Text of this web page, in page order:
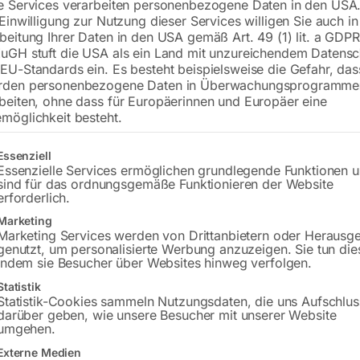
€ 114,00
inkl. MwSt. zzgl.Versandkosten
Lieferzeit:ca. 4 - 6 Werktage
Bitte beachten Sie: Die Versandkosten
In den
Sie haben
Gerne
Services verarbeiten personenbezogene Daten in den
zur Nutzung dieser Services willigen Sie auch
Ihrer Daten in den USA gemäß Art. 49 (1) lit. a
stuft die USA als ein Land mit unzureichendem
Standards ein. Es besteht beispielsweise die Gefahr,
personenbezogene Daten in
ohne dass für Europäerinnen und Europäer eine
besteht.
eine Liste der Service-Gruppen, für die eine Einwilligung erteilt
Services ermöglichen grundlegende Funktionen
für das ordnungsgemäße Funktionieren der Website
Services werden von Drittanbietern oder
um personalisierte Werbung anzuzeigen. Sie tun
sie Besucher über Websites hinweg verfolgen.
Cookies sammeln Nutzungsdaten, die uns
geben, wie unsere Besucher mit unserer Website
Medien